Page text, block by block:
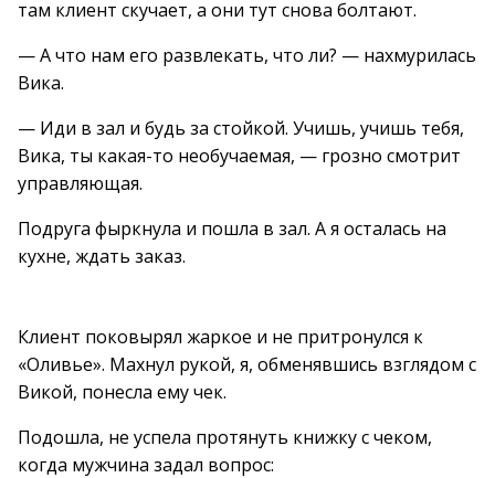
там клиент скучает, а они тут снова болтают.
— А что нам его развлекать, что ли? — нахмурилась
Вика.
— Иди в зал и будь за стойкой. Учишь, учишь тебя,
Вика, ты какая-то необучаемая, — грозно смотрит
управляющая.
Подруга фыркнула и пошла в зал. А я осталась на
кухне, ждать заказ.
Клиент поковырял жаркое и не притронулся к
«Оливье». Махнул рукой, я, обменявшись взглядом с
Викой, понесла ему чек.
Подошла, не успела протянуть книжку с чеком,
когда мужчина задал вопрос: